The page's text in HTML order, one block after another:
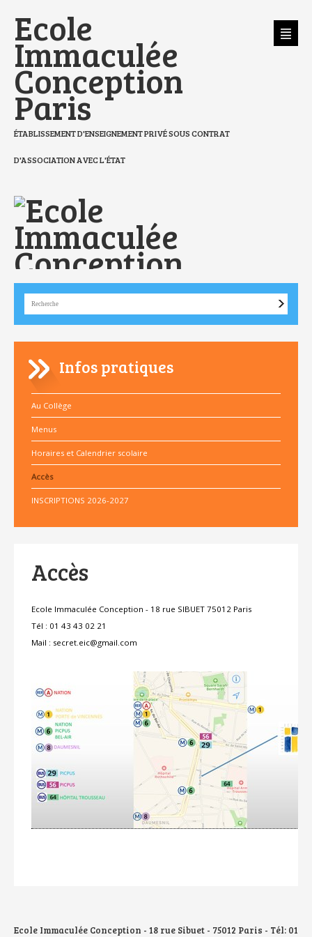
contenu.
à
la
navigation
Ecole
Immaculée
Conception
Paris
ÉTABLISSEMENT D'ENSEIGNEMENT PRIVÉ SOUS CONTRAT
D'ASSOCIATION AVEC L'ÉTAT
Infos pratiques
Au Collège
Menus
Horaires et Calendrier scolaire
Accès
INSCRIPTIONS 2026-2027
Accès
Ecole Immaculée Conception - 18 rue SIBUET 75012 Paris
Tél : 01 43 43 02 21
Mail : secret.eic@gmail.com
Ecole Immaculée Conception - 18 rue Sibuet - 75012 Paris - Tél: 01